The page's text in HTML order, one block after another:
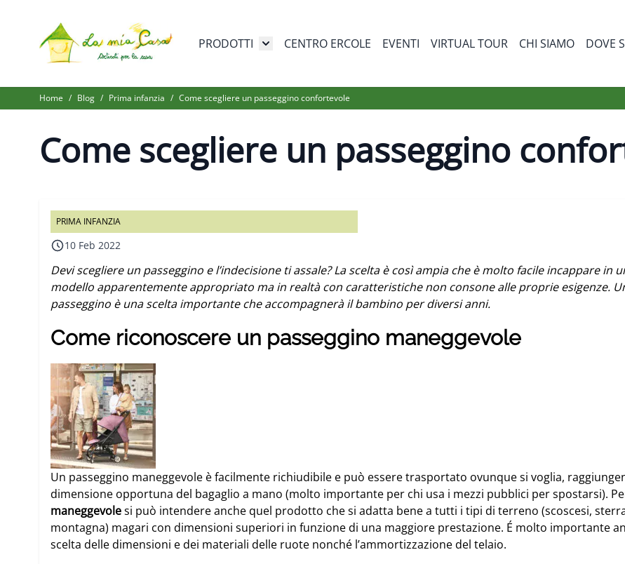
PRODOTTI Toggle submenu for Prodotti
CENTRO ERCOLE EVENTI VIRTUAL TOUR CHI SIAMO DOVE
Home / Blog / Prima infanzia / Come scegliere un passeggino confortevole
Come scegliere un passeggino
PRIMA INFANZIA
10 Feb 2022
Devi scegliere un passeggino e l’indecisione ti assale? La scelta è così ampia che è molto facile incappare in
modello apparentemente appropriato ma in realtà con caratteristiche non consone alle proprie esigenze.
passeggino è una scelta importante che accompagnerà il bambino per diversi anni.
Come riconoscere un passeggino maneggevole
Un passeggino maneggevole è facilmente richiudibile e può essere trasportato ovunque si voglia,
dimensione opportuna del bagaglio a mano (molto importante per chi usa i mezzi pubblici per spostarsi).
maneggevolesi può intendere anche quel prodotto che si adatta bene a tutti i tipi di terreno (scoscesi,
montagna) magari con dimensioni superiori in funzione di una maggiore prestazione. É molto importante
scelta delle dimensioni e dei materiali delle ruote nonché l’ammortizzazione del telaio.